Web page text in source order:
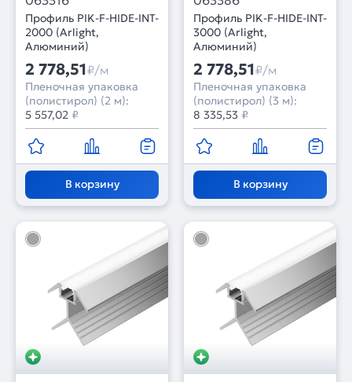
Профиль PIK-F-HIDE-INT-
2000 (Arlight,
Алюминий)
2 778,51₽/м
Пленочная упаковка
(полистирол) (2 м):
5 557,02 ₽
В корзину
Профиль PIK-F-HIDE-INT-
3000 (Arlight,
Алюминий)
2 778,51₽/м
Пленочная упаковка
(полистирол) (3 м):
8 335,53 ₽
В корзину